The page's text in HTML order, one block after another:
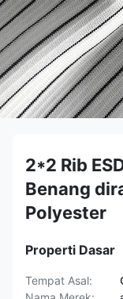
2*2 Rib
Benang
Polyester
Properti Dasar
Tempat Asal: